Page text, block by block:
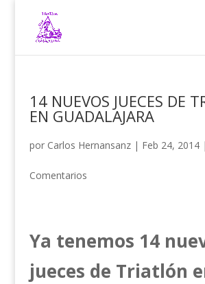
14 NUEVOS JUECES DE
EN GUADALAJARA
por Carlos Hernansanz | Feb 24, 2014|
Comentarios
Ya tenemos 14
jueces de Triatlón